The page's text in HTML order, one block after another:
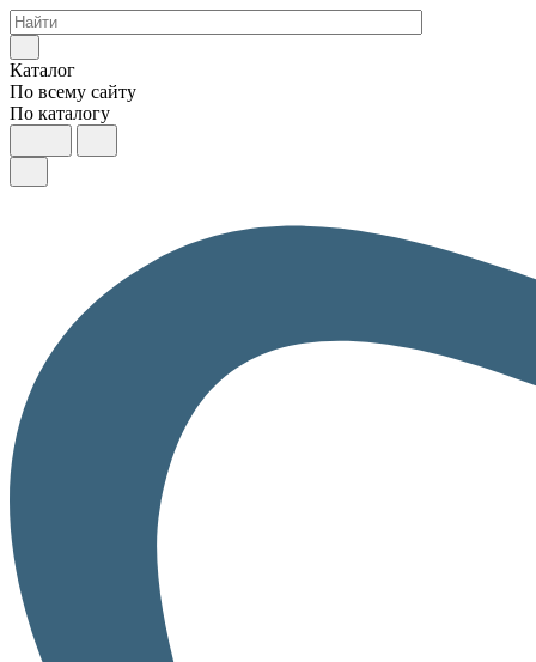
Каталог
По всему сайту
По каталогу